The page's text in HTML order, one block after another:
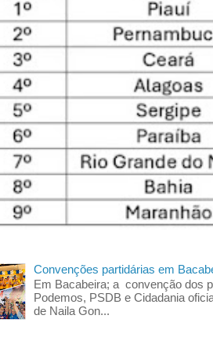
Convenções partidárias em
Em Bacabeira; a convenção dos
Podemos, PSDB e Cidadania
de Naila Gon...